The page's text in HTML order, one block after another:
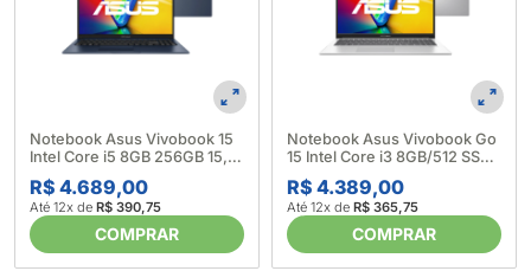
Notebook Asus Vivobook 15
Intel Core i5 8GB 256GB 15,6"
Quiet Blue - Asus (698183)
R$ 4.689,00
Até 12x de R$ 390,75
COMPRAR
Notebook Asus Vivobook Go
15 Intel Core i3 8GB/512 SSD
15,6" E1504G Prata - Asus
(700606)
R$ 4.389,00
Até 12x de R$ 365,75
COMPRAR